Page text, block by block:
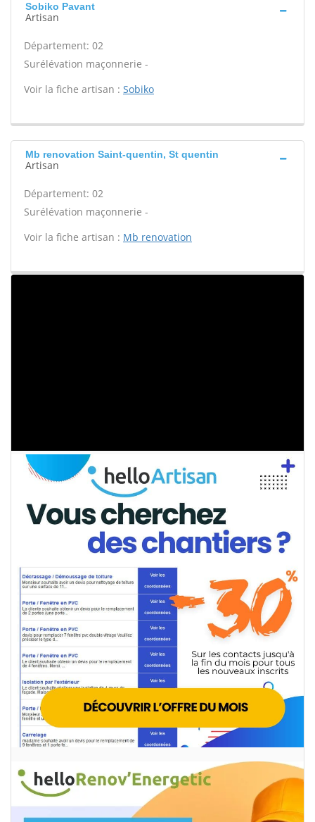
Sobiko Pavant
Artisan
Département: 02
Surélévation maçonnerie -
Voir la fiche artisan : Sobiko
Mb renovation Saint-quentin, St quentin
Artisan
Département: 02
Surélévation maçonnerie -
Voir la fiche artisan : Mb renovation